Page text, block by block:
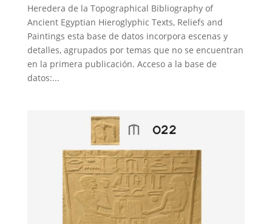
Heredera de la Topographical Bibliography of
Ancient Egyptian Hieroglyphic Texts, Reliefs and
Paintings esta base de datos incorpora escenas y
detalles, agrupados por temas que no se encuentran
en la primera publicación. Acceso a la base de
datos:...